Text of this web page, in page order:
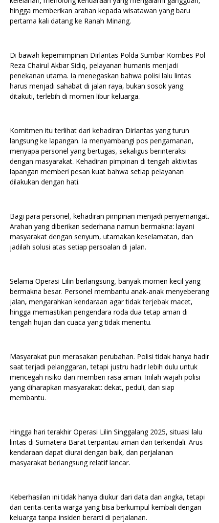
hingga memberikan arahan kepada wisatawan yang baru
pertama kali datang ke Ranah Minang.
Di bawah kepemimpinan Dirlantas Polda Sumbar Kombes Pol
Reza Chairul Akbar Sidiq, pelayanan humanis menjadi
penekanan utama. Ia menegaskan bahwa polisi lalu lintas
harus menjadi sahabat di jalan raya, bukan sosok yang
ditakuti, terlebih di momen libur keluarga.
Komitmen itu terlihat dari kehadiran Dirlantas yang turun
langsung ke lapangan. Ia menyambangi pos pengamanan,
menyapa personel yang bertugas, sekaligus berinteraksi
dengan masyarakat. Kehadiran pimpinan di tengah aktivitas
lapangan memberi pesan kuat bahwa setiap pelayanan
dilakukan dengan hati.
Bagi para personel, kehadiran pimpinan menjadi penyemangat.
Arahan yang diberikan sederhana namun bermakna: layani
masyarakat dengan senyum, utamakan keselamatan, dan
jadilah solusi atas setiap persoalan di jalan.
Selama Operasi Lilin berlangsung, banyak momen kecil yang
bermakna besar. Personel membantu anak-anak menyeberang
jalan, mengarahkan kendaraan agar tidak terjebak macet,
hingga memastikan pengendara roda dua tetap aman di
tengah hujan dan cuaca yang tidak menentu.
Masyarakat pun merasakan perubahan. Polisi tidak hanya hadir
saat terjadi pelanggaran, tetapi justru hadir lebih dulu untuk
mencegah risiko dan memberi rasa aman. Inilah wajah polisi
yang diharapkan masyarakat: dekat, peduli, dan siap
membantu.
Hingga hari terakhir Operasi Lilin Singgalang 2025, situasi lalu
lintas di Sumatera Barat terpantau aman dan terkendali. Arus
kendaraan dapat diurai dengan baik, dan perjalanan
masyarakat berlangsung relatif lancar.
Keberhasilan ini tidak hanya diukur dari data dan angka, tetapi
dari cerita-cerita warga yang bisa berkumpul kembali dengan
keluarga tanpa insiden berarti di perjalanan.